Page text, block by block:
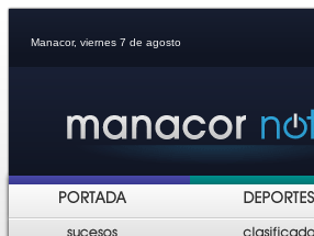
Manacor, viernes 7 de agosto